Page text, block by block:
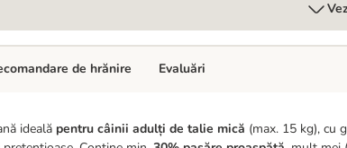
ideală pentru câinii adulți de talie mică (max. 15 kg), cu
de hrănire Evaluări